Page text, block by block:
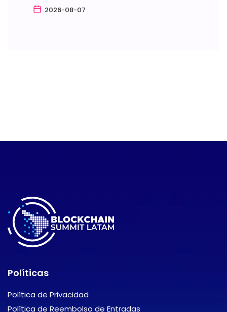
2026-08-07
Políticas
Política de Privacidad
Política de Reembolso de Entradas